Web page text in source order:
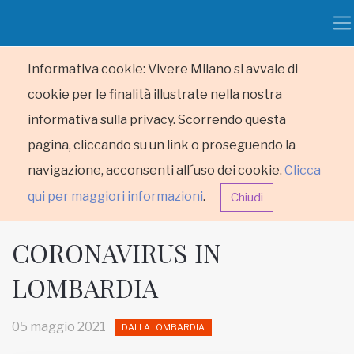
Informativa cookie: Vivere Milano si avvale di
cookie per le finalità illustrate nella nostra
informativa sulla privacy. Scorrendo questa
pagina, cliccando su un link o proseguendo la
navigazione, acconsenti all´uso dei cookie. Clicca
qui per maggiori informazioni. Chiudi
HOME
CORONAVIRUS IN
LOMBARDIA
05 maggio 2021 DALLA LOMBARDIA